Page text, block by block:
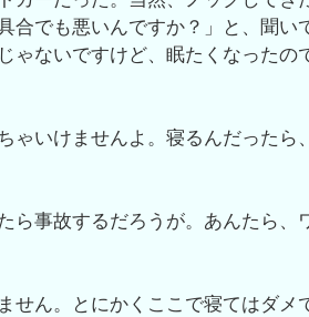
合でも悪いんですか？」と、聞い
ゃないですけど、眠たくなったの
ゃいけませんよ。寝るんだったら
ら事故するだろうが。あんたら、
せん。とにかくここで寝てはダメ